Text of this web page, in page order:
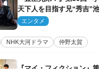
天下人を目指す兄“秀吉”
議”へ
エンタメ
NHK大河ドラマ 仲野太賀